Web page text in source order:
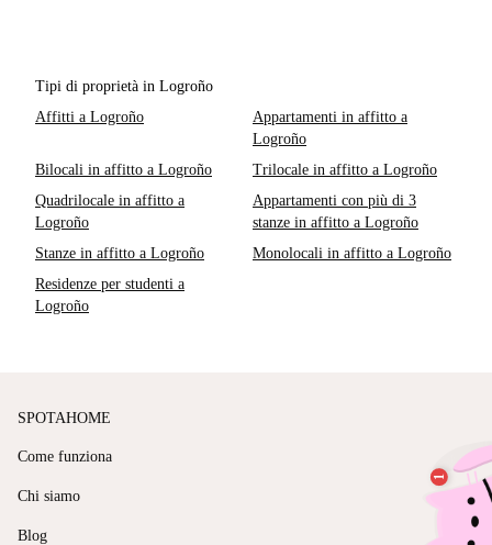
Tipi di proprietà in Logroño
Affitti a Logroño
Appartamenti in affitto a
Logroño
Bilocali in affitto a Logroño
Trilocale in affitto a Logroño
Quadrilocale in affitto a
Logroño
Appartamenti con più di 3
stanze in affitto a Logroño
Stanze in affitto a Logroño
Monolocali in affitto a Logroño
Residenze per studenti a
Logroño
SPOTAHOME
Come funziona
Chi siamo
Blog